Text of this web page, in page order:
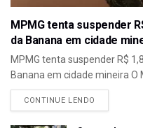
MPMG tenta suspender
da Banana em cidade
MPMG tenta suspender R$
Banana em cidade mineira O
CONTINUE LENDO